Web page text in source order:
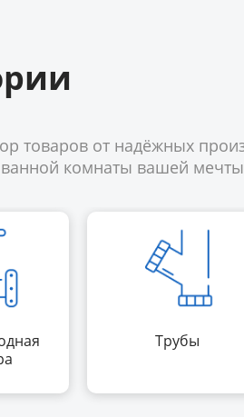
товаров от надёжных
ванной комнаты вашей мечты
Трубы